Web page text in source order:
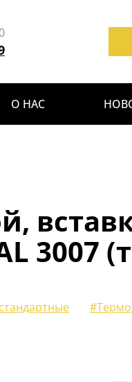
О НАС
3007